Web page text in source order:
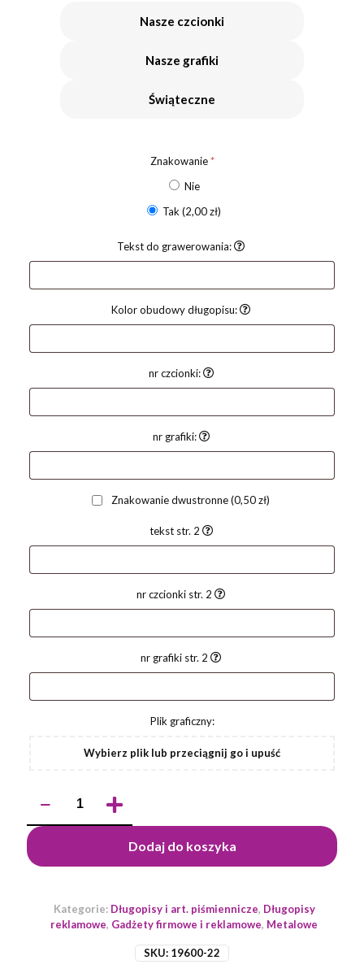
Nasze czcionki
Nasze grafiki
Świąteczne
Znakowanie*
Nie
Tak(2,00 zł)
Tekst do grawerowania:
Kolor obudowy długopisu:
nr czcionki:
nr grafiki:
Znakowanie dwustronne(0,50 zł)
tekst str. 2
nr czcionki str. 2
nr grafiki str. 2
Plik graficzny:
Wybierz plik lub przeciągnij go i upuść
Długopis
KOSMOS
Dodaj do koszyka
SKU: 19600-22
Kategorie: Długopisy i art. piśmiennicze, Długopisy
reklamowe, Gadżety firmowe i reklamowe, Metalowe